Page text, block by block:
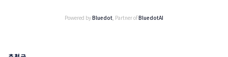
Powered byBluedot, Partner ofBluedotAI